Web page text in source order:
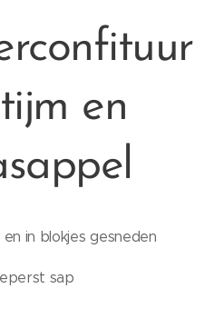
en
in blokjes gesneden
sap